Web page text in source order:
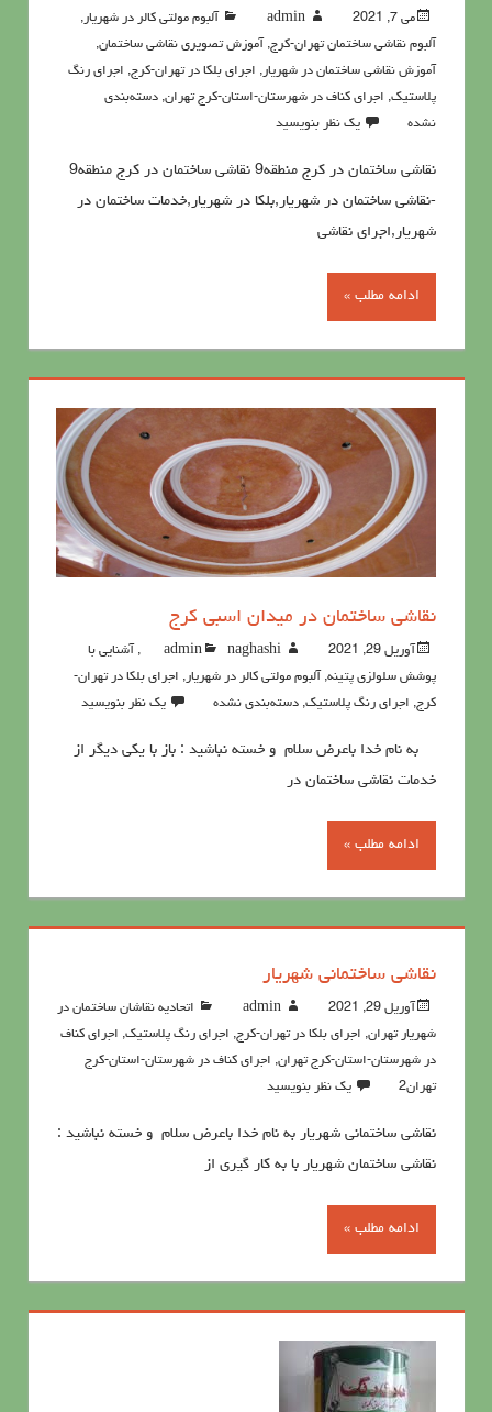
می 7, 2021 admin آلبوم مولتی کالر در شهریار,
آلبوم نقاشی ساختمان تهران-کرج, آموزش تصویری نقاشی ساختمان,
آموزش نقاشی ساختمان در شهریار, اجرای بلکا در تهران-کرج, اجرای رنگ
پلاستیک, اجرای کناف در شهرستان-استان-کرج تهران, دسته‌بندی
نشده
یک نظر بنویسید
نقاشی ساختمان در کرج منطقه9 نقاشی ساختمان در کرج منطقه9
-نقاشی ساختمان در شهریار,بلکا در شهریار,خدمات ساختمان در
شهریار,اجرای نقاشی
ادامه مطلب »
نقاشی ساختمان در میدان اسبی کرج
آوریل 29, 2021 admin naghashi
, آشنايي با
پوشش سلولزي پتينه, آلبوم مولتی کالر در شهریار, اجرای بلکا در تهران-
کرج, اجرای رنگ پلاستیک, دسته‌بندی نشده یک نظر بنویسید
به نام خدا باعرض سلام و خسته نباشید : باز با یکی دیگر از
خدمات نقاشی ساختمان در
ادامه مطلب »
نقاشی ساختمانی شهریار
آوریل 29, 2021 admin
اتحادیه نقاشان ساختمان در
شهریار تهران, اجرای بلکا در تهران-کرج, اجرای رنگ پلاستیک, اجرای کناف
در شهرستان-استان-کرج تهران, اجرای کناف در شهرستان-استان-کرج
تهران2
یک نظر بنویسید
نقاشی ساختمانی شهریار به نام خدا باعرض سلام و خسته نباشید :
نقاشی ساختمان شهریار با به کار گیری از
ادامه مطلب »